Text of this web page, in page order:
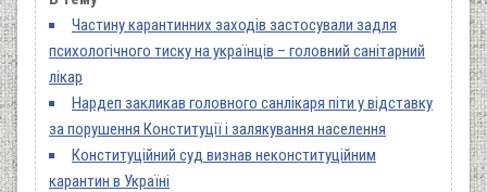
Частину карантинних заходів застосували задля
психологічного тиску на українців – головний санітарний
лікар
Нардеп закликав головного санлікаря піти у відставку
за порушення Конституції і залякування населення
Конституційний суд визнав неконституційним
карантин в Україні